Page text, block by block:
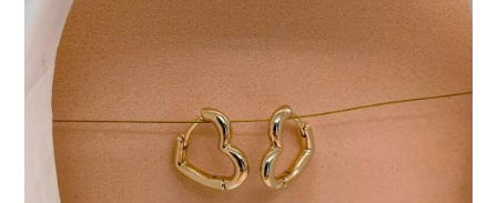
Tous nos bijoux maman sont conçus avec le plus grand
soin, la gravure des médailles personnalisées est une
gravure de joaillerie. Les bijoux de Gemmes … & Vous
sont le parfait cadeau pour votre maman et vous serez
fiers de voir à quel point elle les aime.
Que ce soit des bijoux maman bébé ou des bijoux
maman pour une occasion spéciale, nous sommes sûrs